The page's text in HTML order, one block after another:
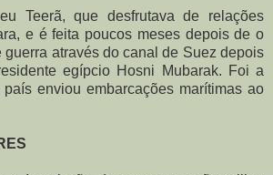
Teerã, que desfrutava de relações
e é feita poucos meses depois de o
guerra através do canal de Suez depois
egípcio Hosni Mubarak. Foi a
enviou embarcações marítimas ao